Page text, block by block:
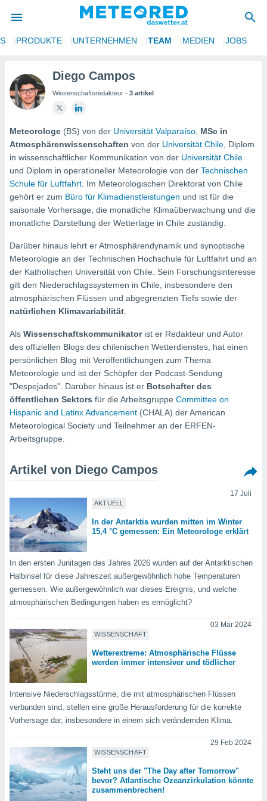
wurde
dass
sind.
diese
die
auf
basiert,
uns,
zu
Ihnen
zur
stellen.
die
und
und
davon, ob
oder
Partner
es uns
das
verfolgen
Profil zu
Ihnen
Inhalte
Weitere
finden
. Sie
Rand
AKZEPTIEREN
FORTFAHREN
EINSTELLUNGEN
PRODUKTE UNTERNEHMEN TEAM MEDIEN JOBS
Diego Campos
Wissenschaftsredakteur - 3 artikel
Meteorologe (BS) von der Universität Valparaíso, MSc in
Atmosphärenwissenschaften von der Universität Chile, Diplom
in wissenschaftlicher Kommunikation von der Universität Chile
und Diplom in operationeller Meteorologie von der Technischen
Schule für Luftfahrt. Im Meteorologischen Direktorat von Chile
gehört er zum Büro für Klimadienstleistungen und ist für die
saisonale Vorhersage, die monatliche Klimaüberwachung und die
monatliche Darstellung der Wetterlage in Chile zuständig.
Darüber hinaus lehrt er Atmosphärendynamik und synoptische
Meteorologie an der Technischen Hochschule für Luftfahrt und an
der Katholischen Universität von Chile. Sein Forschungsinteresse
gilt den Niederschlagssystemen in Chile, insbesondere den
atmosphärischen Flüssen und abgegrenzten Tiefs sowie der
natürlichen Klimavariabilität.
Als Wissenschaftskommunikatorist er Redakteur und Autor
des offiziellen Blogs des chilenischen Wetterdienstes, hat einen
persönlichen Blog mit Veröffentlichungen zum Thema
Meteorologie und ist der Schöpfer der Podcast-Sendung
"Despejados". Darüber hinaus ist er Botschafter des
öffentlichen Sektors für die Arbeitsgruppe Committee on
Hispanic and Latinx Advancement (CHALA) der American
Meteorological Society und Teilnehmer an der ERFEN-
Arbeitsgruppe.
Artikel von Diego Campos
AKTUELL
17 Juli
In der Antarktis wurden mitten im Winter
15,4 °C gemessen: Ein Meteorologe erklärt
In den ersten Junitagen des Jahres 2026 wurden auf der Antarktischen
Halbinsel für diese Jahreszeit außergewöhnlich hohe Temperaturen
gemessen. Wie außergewöhnlich war dieses Ereignis, und welche
atmosphärischen Bedingungen haben es ermöglicht?
WISSENSCHAFT
03 Mär 2024
Wetterextreme: Atmosphärische Flüsse
werden immer intensiver und tödlicher
Intensive Niederschlagsstürme, die mit atmosphärischen Flüssen
verbunden sind, stellen eine große Herausforderung für die korrekte
Vorhersage dar, insbesondere in einem sich verändernden Klima.
WISSENSCHAFT
29 Feb 2024
Steht uns der "The Day after Tomorrow"
bevor? Atlantische Ozeanzirkulation könnte
zusammenbrechen!